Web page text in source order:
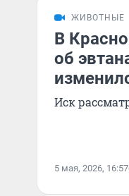
ЖИВОТНЫЕ
В
об
Иск
5 мая, 2026, 16:57